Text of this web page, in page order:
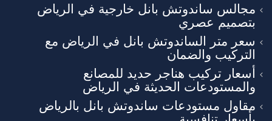
مجالس ساندوتش بانل خارجية في الرياض
بتصميم عصري
سعر متر الساندوتش بانل في الرياض مع
التركيب والضمان
أسعار تركيب هناجر حديد للمصانع
والمستودعات الحديثة في الرياض
مقاول مستودعات ساندوتش بانل بالرياض